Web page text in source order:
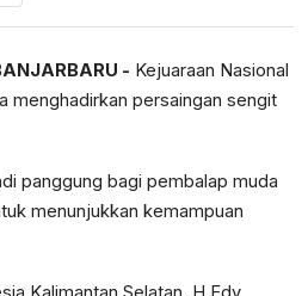
- Kejuaraan Nasional
menghadirkan persaingan sengit
panggung bagi pembalap muda
menunjukkan kemampuan